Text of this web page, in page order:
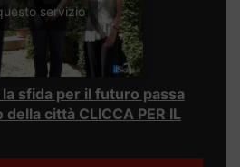
servizio
la sfida per il futuro passa
città CLICCA PER IL